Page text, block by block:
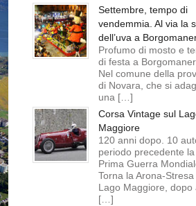
Settembre, tempo di
vendemmia. Al via la
dell’uva a
Profumo di mosto e
di festa a
Nel comune della
di Novara, che si
una […]
Corsa Vintage sul
Maggiore
120 anni dopo. 10
periodo precedente la
Prima Guerra
Torna la Arona-Stresa
Lago Maggiore, dopo
[…]